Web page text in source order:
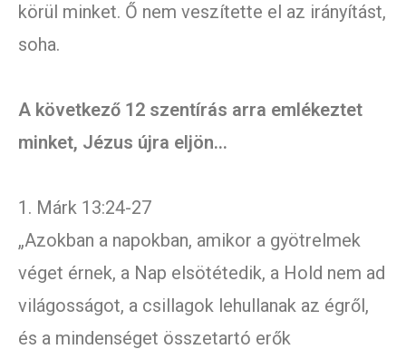
körül minket. Ő nem veszítette el az irányítást,
soha.
A következő 12 szentírás arra emlékeztet
minket, Jézus újra eljön…
1. Márk 13:24-27
„Azokban a napokban, amikor a gyötrelmek
véget érnek, a Nap elsötétedik, a Hold nem ad
világosságot, a csillagok lehullanak az égről,
és a mindenséget összetartó erők